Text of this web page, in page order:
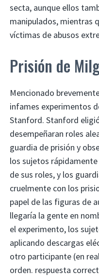
secta, aunque ellos
manipulados, mientras
víctimas de abusos
Prisión de
Mencionado
infames experimentos
Stanford. Stanford
desempeñaran roles
guardia de prisión y
los sujetos
de sus roles, y los
cruelmente con los
papel de las figuras de
llegaría la gente en
el experimento, los
aplicando descargas
otro participante (en
orden. respuesta